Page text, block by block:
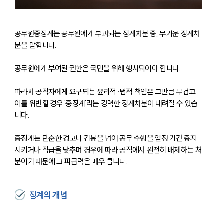
공무원중징계는 공무원에게 부과되는 징계처분 중, 무거운 징계처
분을 말합니다.
공무원에게 부여된 권한은 국민을 위해 행사되어야 합니다.
따라서 공직자에게 요구되는 윤리적·법적 책임은 그만큼 무겁고
이를 위반할 경우 '중징계'라는 강력한 징계처분이 내려질 수 있습
니다.
중징계는 단순한 경고나 감봉을 넘어 공무 수행을 일정 기간 중지
시키거나 직급을 낮추며 경우에 따라 공직에서 완전히 배제하는 처
분이기 때문에 그 파급력은 매우 큽니다.
징계의 개념